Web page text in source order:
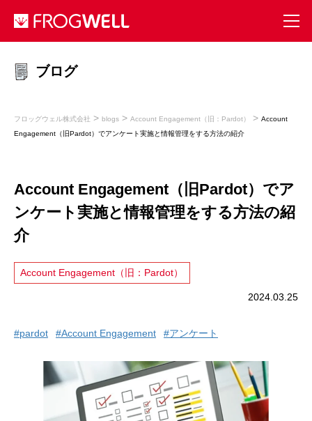
ブログ
フロッグウェル株式会社 > blogs > Account Engagement（旧：Pardot） > Account
Engagement（旧Pardot）でアンケート実施と情報管理をする方法の紹介
Account Engagement（旧Pardot）でア
ンケート実施と情報管理をする方法の紹
介
Account Engagement（旧：Pardot）
2024.03.25
#pardot #Account Engagement #アンケート